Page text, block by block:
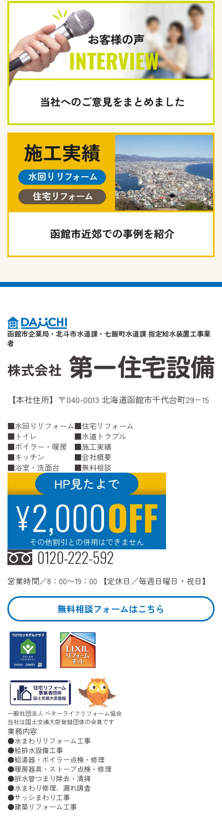
函館市企業局・北斗市水道課・七飯町水道課 指定給水装置工事業
者
【本社住所】〒040-0013 北海道函館市千代台町29−15
水回りリフォーム
トイレ
ボイラー・暖房
キッチン
浴室・洗面台
住宅リフォーム
水道トラブル
施工実績
会社概要
無料相談
0120-222-592
営業時間／8：00〜19：00 【定休日／毎週日曜日・祝日】
無料相談フォームはこちら
一般社団法人 ベターライフリフォーム協会
当社は国土交通大臣登録団体の会員です
業務内容
水まわりリフォーム工事
給排水設備工事
給湯器・ボイラー点検・修理
暖房器具・ストーブ点検・修理
排水管つまり除去・清掃
水まわり修理、漏れ調査
サッシまわり工事
建築リフォーム工事